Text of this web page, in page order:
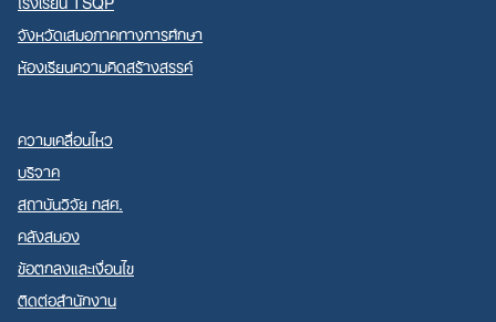
จังหวัดเสมอภาคทางการศึกษา
ห้องเรียนความคิดสร้างสรรค์
ความเคลื่อนไหว
บริจาค
สถาบันวิจัย กสศ.
คลังสมอง
ข้อตกลงและเงื่อนไข
ติดต่อสำนักงาน